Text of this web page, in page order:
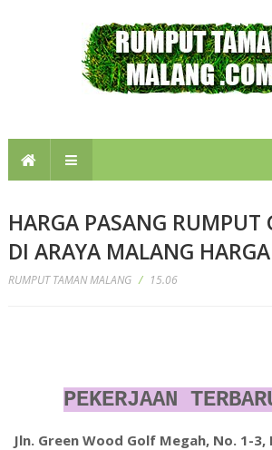
HARGA PASANG RUMPUT
DI ARAYA MALANG
RUMPUT TAMAN MALANG / 15.06
PEKERJAAN
Jln. Green Wood Golf Megah, No. 1-3,